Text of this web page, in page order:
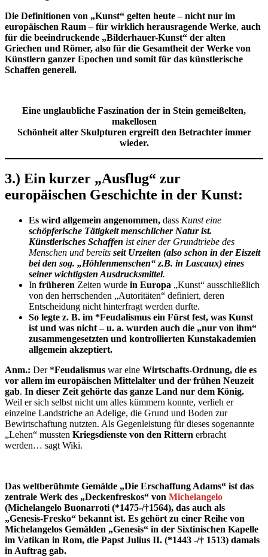
Die Definitionen von „Kunst“ gelten heute – nicht nur im
europäischen Raum – für wirklich herausragende Werke, auch
für die beeindruckende „Bilderhauer-Kunst“ der alten
Griechen und Römer, also für die Gesamtheit der Werke von
Künstlern ganzer Epochen und somit für das künstlerische
Schaffen generell.
Eine unglaubliche Faszination der in Stein gemeißelten,
makellosen
Schönheit alter Skulpturen ergreift den Betrachter immer
wieder.
3.) Ein kurzer „Ausflug“ zur
europäischen Geschichte in der Kunst:
Es wird allgemein angenommen, dass Kunst eine
schöpferische Tätigkeit menschlicher Natur ist.
Künstlerisches Schaffen ist einer der Grundtriebe des
Menschen und bereits seit Urzeiten (also schon in der Eiszeit
bei den sog. „Höhlenmenschen“ z.B. in Lascaux) eines
seiner wichtigsten Ausdrucksmittel.
In früheren Zeiten wurde in Europa „Kunst“ ausschließlich
von den herrschenden „Autoritäten“ definiert, deren
Entscheidung nicht hinterfragt werden durfte.
So legte z. B. im *Feudalismus ein Fürst fest, was Kunst
ist und was nicht – u. a. wurden auch die „nur von ihm“
zusammengesetzten und kontrollierten Kunstakademien
allgemein akzeptiert.
Anm.: Der *Feudalismus war eine Wirtschafts-Ordnung, die es
vor allem im europäischen Mittelalter und der frühen Neuzeit
gab. In dieser Zeit gehörte das ganze Land nur dem König.
Weil er sich selbst nicht um alles kümmern konnte, verlieh er
einzelne Landstriche an Adelige, die Grund und Boden zur
Bewirtschaftung nutzten. Als Gegenleistung für dieses sogenannte
„Lehen“ mussten Kriegsdienste von den Rittern erbracht
werden… sagt Wiki.
Das weltberühmte Gemälde „Die Erschaffung Adams“ ist das
zentrale Werk des „Deckenfreskos“ von Michelangelo
(Michelangelo Buonarroti (*1475-/†1564), das auch als
„Genesis-Fresko“ bekannt ist. Es gehört zu einer Reihe von
Michelangelos Gemälden „Genesis“ in der Sixtinischen Kapelle
im Vatikan in Rom, die Papst Julius II. (*1443 -/† 1513) damals
in Auftrag gab.